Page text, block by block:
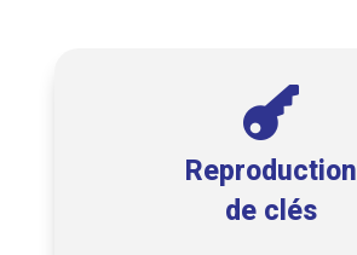

Reproduction
de clés